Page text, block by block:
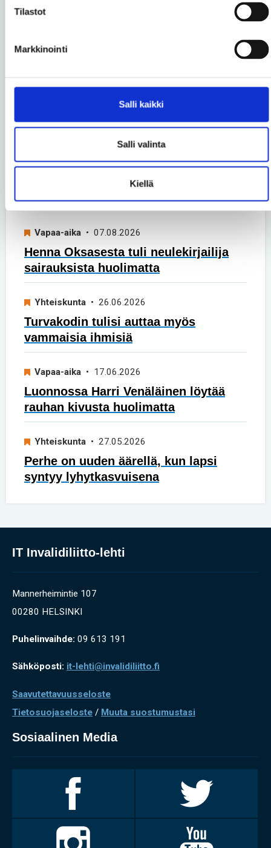
Tilastot
Markkinointi
Salli kaikki
Salli valinta
Kiellä
kerrallaan
Uusimmat artikkelit
Vapaa-aika • 07.08.2026
Henna Oksasesta tuli neulekirjailija
sairauksista huolimatta
Yhteiskunta • 26.06.2026
Turvakodin tulisi auttaa myös
vammaisia ihmisiä
Vapaa-aika • 17.06.2026
Luonnossa Harri Venäläinen löytää
rauhan kivusta huolimatta
Yhteiskunta • 27.05.2026
Perhe on uuden äärellä, kun lapsi
syntyy lyhytkasvuisena
IT Invalidiliitto-lehti
Mannerheimintie 107
00280 HELSINKI
Puhelinvaihde: 09 613 191
Sähköposti: it-lehti@invalidiliitto.fi
Saavutettavuusseloste
Tietosuojaseloste / Muuta suostumustasi
Sosiaalinen Media
Facebookissa
Twitterissä
Invalidiliitto
Instagramissa
Youtubessa